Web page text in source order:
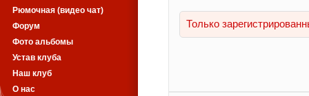
Рюмочная (видео чат)
Форум
Фото альбомы
Устав клуба
Наш клуб
О нас